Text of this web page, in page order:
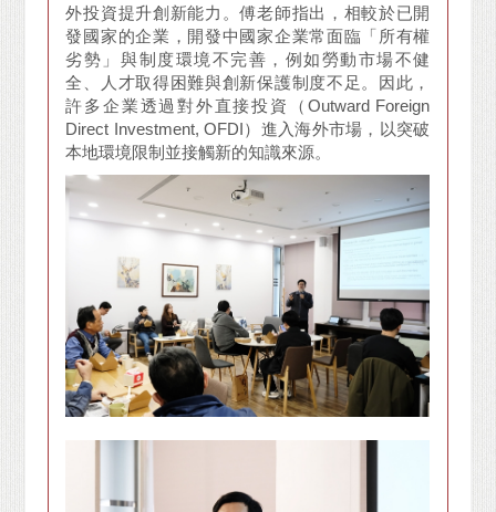
外投資提升創新能力。傅老師指出，相較於已開
發國家的企業，開發中國家企業常面臨「所有權
劣勢」與制度環境不完善，例如勞動市場不健
全、人才取得困難與創新保護制度不足。因此，
許多企業透過對外直接投資（Outward Foreign
Direct Investment, OFDI）進入海外市場，以突破
本地環境限制並接觸新的知識來源。